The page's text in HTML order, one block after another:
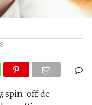
spin-off de